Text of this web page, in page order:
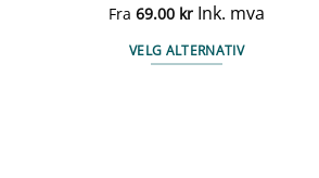
Fra 69.00 kr Ink. mva
VELG ALTERNATIV